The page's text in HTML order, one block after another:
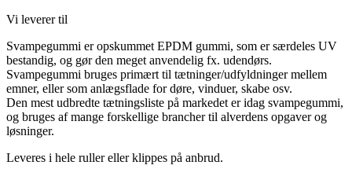
Vi leverer til
Svampegummi er opskummet EPDM gummi, som er særdeles UV
bestandig, og gør den meget anvendelig fx. udendørs.
Svampegummi bruges primært til tætninger/udfyldninger mellem
emner, eller som anlægsflade for døre, vinduer, skabe osv.
Den mest udbredte tætningsliste på markedet er idag svampegummi,
og bruges af mange forskellige brancher til alverdens opgaver og
løsninger.
Leveres i hele ruller eller klippes på anbrud.